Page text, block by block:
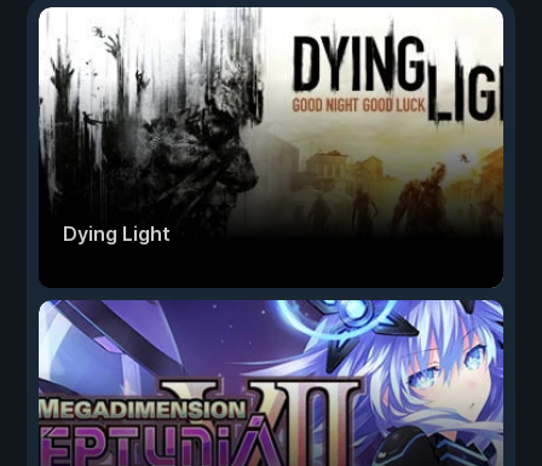
Dying Light